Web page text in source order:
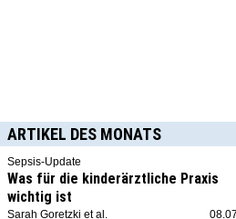
ARTIKEL DES MONATS
Sepsis-Update
Was für die kinderärztliche Praxis
wichtig ist
Sarah Goretzki et al.